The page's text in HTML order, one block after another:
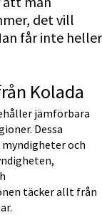
det vill
får inte heller
Kolada
jämförbara
Dessa
och
täcker allt från